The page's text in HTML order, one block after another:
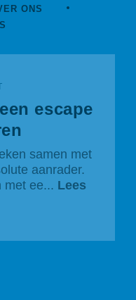
ONS
escape
samen met
aanrader.
met ee... Lees